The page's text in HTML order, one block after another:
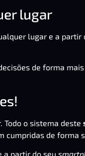
lugar
lugar e a
de forma
o sistema deste
cumpridas de forma
a partir do seu